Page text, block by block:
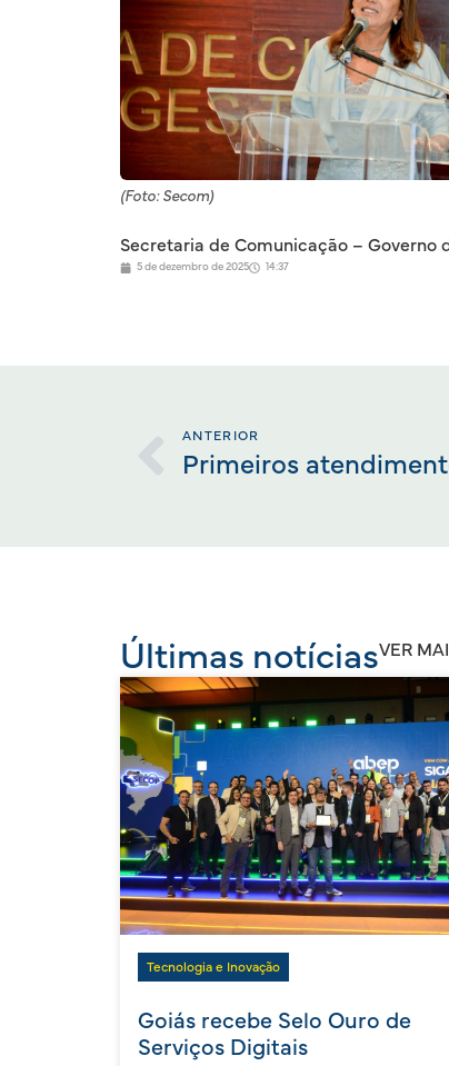
(Foto: Secom)
Secretaria de Comunicação – Governo
5 de dezembro de 2025 14:37
ANTERIOR
Primeiros
Últimas notíciasVER
Tecnologia e Inovação
Goiás recebe Selo Ouro de
Serviços Digitais